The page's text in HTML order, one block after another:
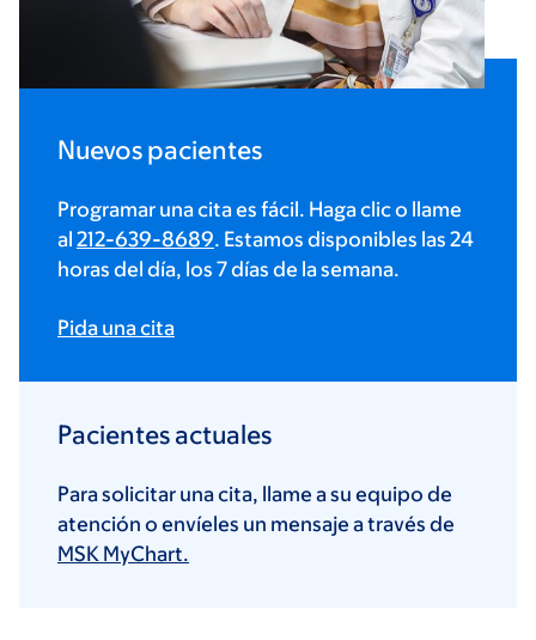
Nuevos pacientes
Programar una cita es fácil. Haga clic o llame
al 212-639-8689. Estamos disponibles las 24
horas del día, los 7 días de la semana.
Pida una cita
Pacientes actuales
Para solicitar una cita, llame a su equipo de
atención o envíeles un mensaje a través de
MSK MyChart.